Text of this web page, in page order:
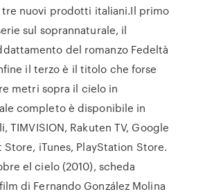
nuovi prodotti italiani.Il primo
sul soprannaturale, il
del romanzo Fedeltà
il terzo è il titolo che forse
metri sopra il cielo in
completo è disponibile in
TIMVISION, Rakuten TV, Google
Store, iTunes, PlayStation Store.
el cielo (2010), scheda
di Fernando González Molina